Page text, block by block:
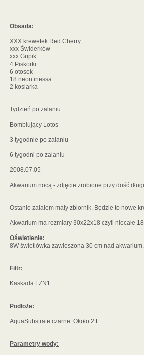
Obsada:
XXX krewetek Red Cherry
xxx Świderków
xxx Gupik
4 Piskorki
6 otosek
18 neon inessa
2 kosiarka
Tydzień po zalaniu
Bomblujący Lotos
3 tygodnie po zalaniu
6 tygodni po zalaniu
2008.07.05
Akwarium nocą - zdjęcie zrobione przy dość
Ostanio zalałem mały zbiornik. Będzie to nowe
Akwarium ma rozmiary 30x22x18 czyli niecałe
Oświetlenie:
8W świetlówka zawieszona 30 cm nad akwarium.
Filtr:
Kaskada FZN1
Podłoże:
AquaSubstrate czarne. Około 2 L
Parametry wody: